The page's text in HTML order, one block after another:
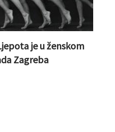
je u ženskom
Zagreba